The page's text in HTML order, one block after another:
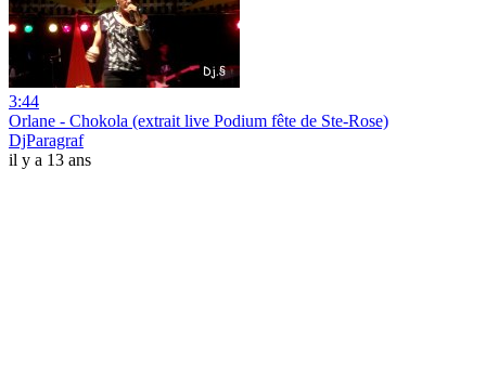
3:44
Orlane - Chokola (extrait live Podium fête de Ste-Rose)
DjParagraf
il y a 13 ans